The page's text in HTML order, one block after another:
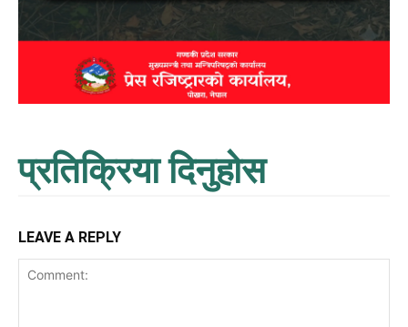
प्रतिक्रिया दिनुहोस
LEAVE A REPLY